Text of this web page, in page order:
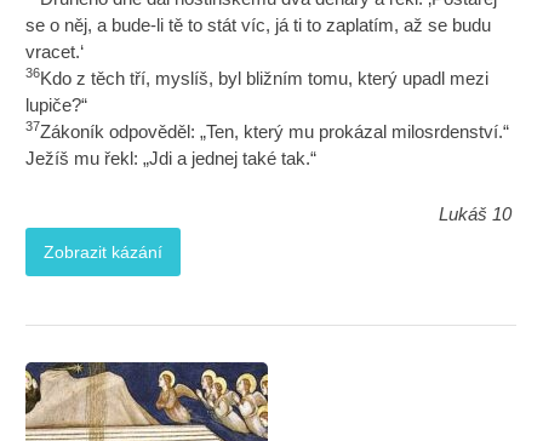
se o něj, a bude-li tě to stát víc, já ti to zaplatím, až se budu
vracet.‘
36Kdo z těch tří, myslíš, byl bližním tomu, který upadl mezi
lupiče?“
37Zákoník odpověděl: „Ten, který mu prokázal milosrdenství.“
Ježíš mu řekl: „Jdi a jednej také tak.“
Lukáš 10
Zobrazit kázání